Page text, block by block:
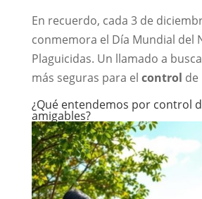
En recuerdo, cada 3 de
conmemora el Día Mundial del
Plaguicidas. Un llamado a
más seguras para el control de
¿Qué entendemos por control
amigables?